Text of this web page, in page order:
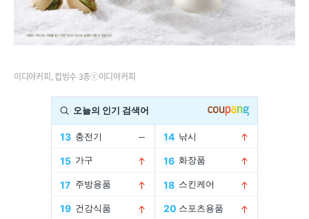
이디야커피, 컵빙수 3종ⓒ이디야커피